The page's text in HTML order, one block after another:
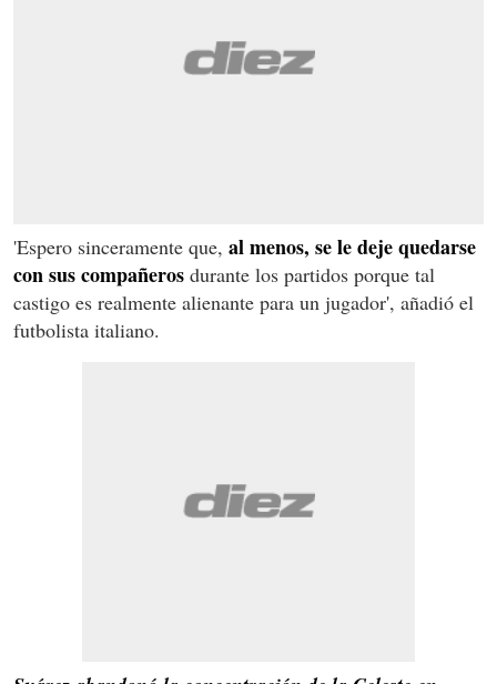
'Espero sinceramente que, al menos, se le deje quedarse
con sus compañeros durante los partidos porque tal
castigo es realmente alienante para un jugador', añadió el
futbolista italiano.